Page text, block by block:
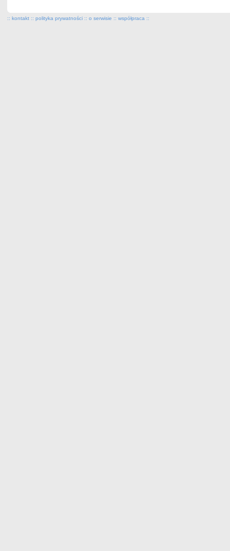
:: kontakt :: polityka prywatności :: o serwisie :: współpraca ::